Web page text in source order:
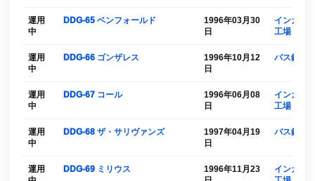
運用
中
DDG-65 ベンフォールド
1996年03月30
日
インガル
工場
運用
中
DDG-66 ゴンザレス
1996年10月12
日
バス鉄工
運用
中
DDG-67 コール
1996年06月08
日
インガル
工場
運用
中
DDG-68 ザ・サリヴァンズ
1997年04月19
日
バス鉄工
運用
DDG-69 ミリウス
1996年11月23
インガル